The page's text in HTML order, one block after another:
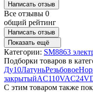
Написать отзыв
Все отзывы 0
общий рейтинг
Написать отзыв
Показать ещё
Категории: SM8863
Подборки товаров в
Ду10ЛатуньРезьбовое
закрытыйAC110VAC24V
C этим товаром также